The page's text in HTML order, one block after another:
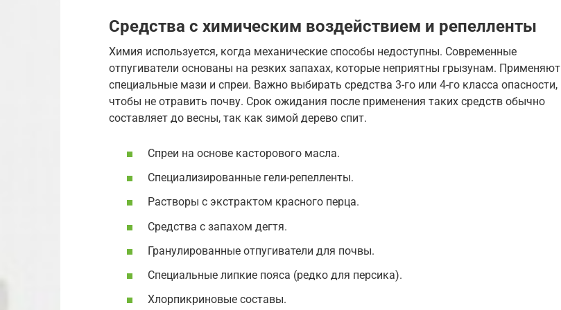
Средства с химическим воздействием и репелленты
Химия используется, когда механические способы недоступны. Современные
отпугиватели основаны на резких запахах, которые неприятны грызунам. Применяют
специальные мази и спреи. Важно выбирать средства 3-го или 4-го класса опасности,
чтобы не отравить почву. Срок ожидания после применения таких средств обычно
составляет до весны, так как зимой дерево спит.
Спреи на основе касторового масла.
Специализированные гели-репелленты.
Растворы с экстрактом красного перца.
Средства с запахом дегтя.
Гранулированные отпугиватели для почвы.
Специальные липкие пояса (редко для персика).
Хлорпикриновые составы.